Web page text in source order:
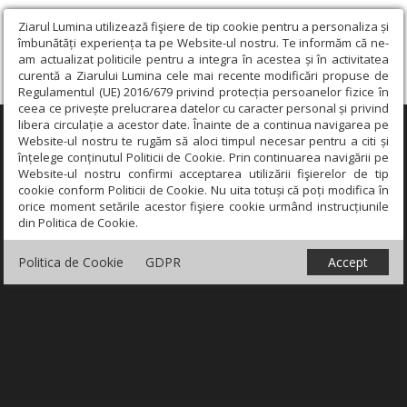
Ziarul Lumina utilizează fişiere de tip cookie pentru a personaliza și
îmbunătăți experiența ta pe Website-ul nostru. Te informăm că ne-
am actualizat politicile pentru a integra în acestea și în activitatea
curentă a Ziarului Lumina cele mai recente modificări propuse de
Regulamentul (UE) 2016/679 privind protecția persoanelor fizice în
ceea ce privește prelucrarea datelor cu caracter personal și privind
libera circulație a acestor date. Înainte de a continua navigarea pe
Website-ul nostru te rugăm să aloci timpul necesar pentru a citi și
înțelege conținutul Politicii de Cookie. Prin continuarea navigării pe
Website-ul nostru confirmi acceptarea utilizării fişierelor de tip
cookie conform Politicii de Cookie. Nu uita totuși că poți modifica în
orice moment setările acestor fişiere cookie urmând instrucțiunile
din Politica de Cookie.
Politica de Cookie GDPR Accept
×